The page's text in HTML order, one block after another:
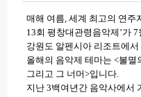
매해 여름, 세계 최고의 연주
13회 평창대관령음악제’가
강원도 알펜시아 리조트에
올해의 음악제 테마는 <불멸
그리고 그 너머>입니다.
지난 3백여년간 음악사에서